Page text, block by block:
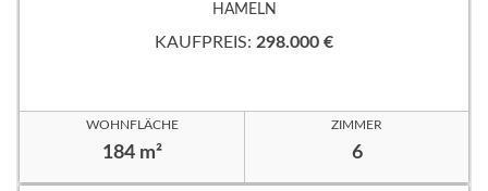
HAMELN
KAUFPREIS: 298.000 €
WOHNFLÄCHE
184 m²
ZIMMER
6